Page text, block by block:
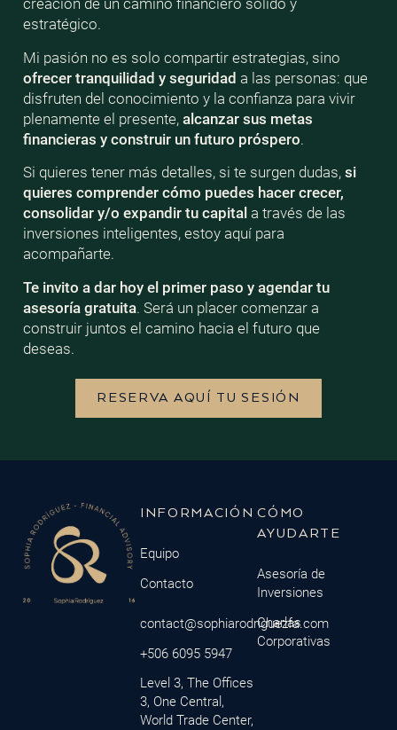
creación de un camino financiero sólido y
estratégico.
Mi pasión no es solo compartir estrategias, sino
ofrecer tranquilidad y seguridad a las personas: que
disfruten del conocimiento y la confianza para vivir
plenamente el presente, alcanzar sus metas
financieras y construir un futuro próspero.
Si quieres tener más detalles, si te surgen dudas, si
quieres comprender cómo puedes hacer crecer,
consolidar y/o expandir tu capital a través de las
inversiones inteligentes, estoy aquí para
acompañarte.
Te invito a dar hoy el primer paso y agendar tu
asesoría gratuita. Será un placer comenzar a
construir juntos el camino hacia el futuro que
deseas.
RESERVA AQUÍ TU SESIÓN
INFORMACIÓN
Equipo
Contacto
contact@sophiarodriguezfa.com
+506 6095 5947
Level 3, The Offices
3, One Central,
World Trade Center,
CÓMO
AYUDARTE
Asesoría de
Inversiones
Charlas
Corporativas